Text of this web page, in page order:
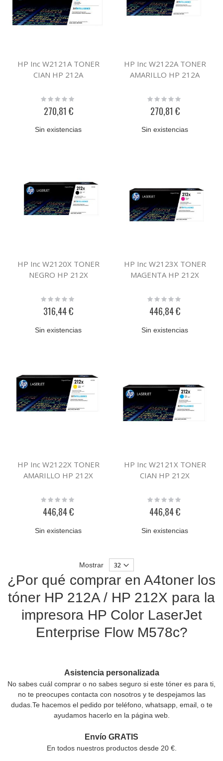
HP Inc W2121A TONER
CIAN HP 212A
Rating:
270,81 €
Sin existencias
HP Inc W2122A TONER
AMARILLO HP 212A
Rating:
270,81 €
Sin existencias
HP Inc W2120X TONER
NEGRO HP 212X
Rating:
316,44 €
Sin existencias
HP Inc W2123X TONER
MAGENTA HP 212X
Rating:
446,84 €
Sin existencias
HP Inc W2122X TONER
AMARILLO HP 212X
Rating:
446,84 €
Sin existencias
HP Inc W2121X TONER
CIAN HP 212X
Rating:
446,84 €
Sin existencias
Mostrar
¿Por qué comprar en A4toner los
tóner HP 212A / HP 212X para la
impresora HP Color LaserJet
Enterprise Flow M578c?
Asistencia personalizada
No sabes cuál comprar o no sabes seguro si este tóner es para ti,
no te preocupes contacta con nosotros y te despejamos las
dudas.Te hacemos el pedido por teléfono, whatsapp, email, o te
ayudamos hacerlo en la página web.
Envío GRATIS
En todos nuestros productos desde 20 €.